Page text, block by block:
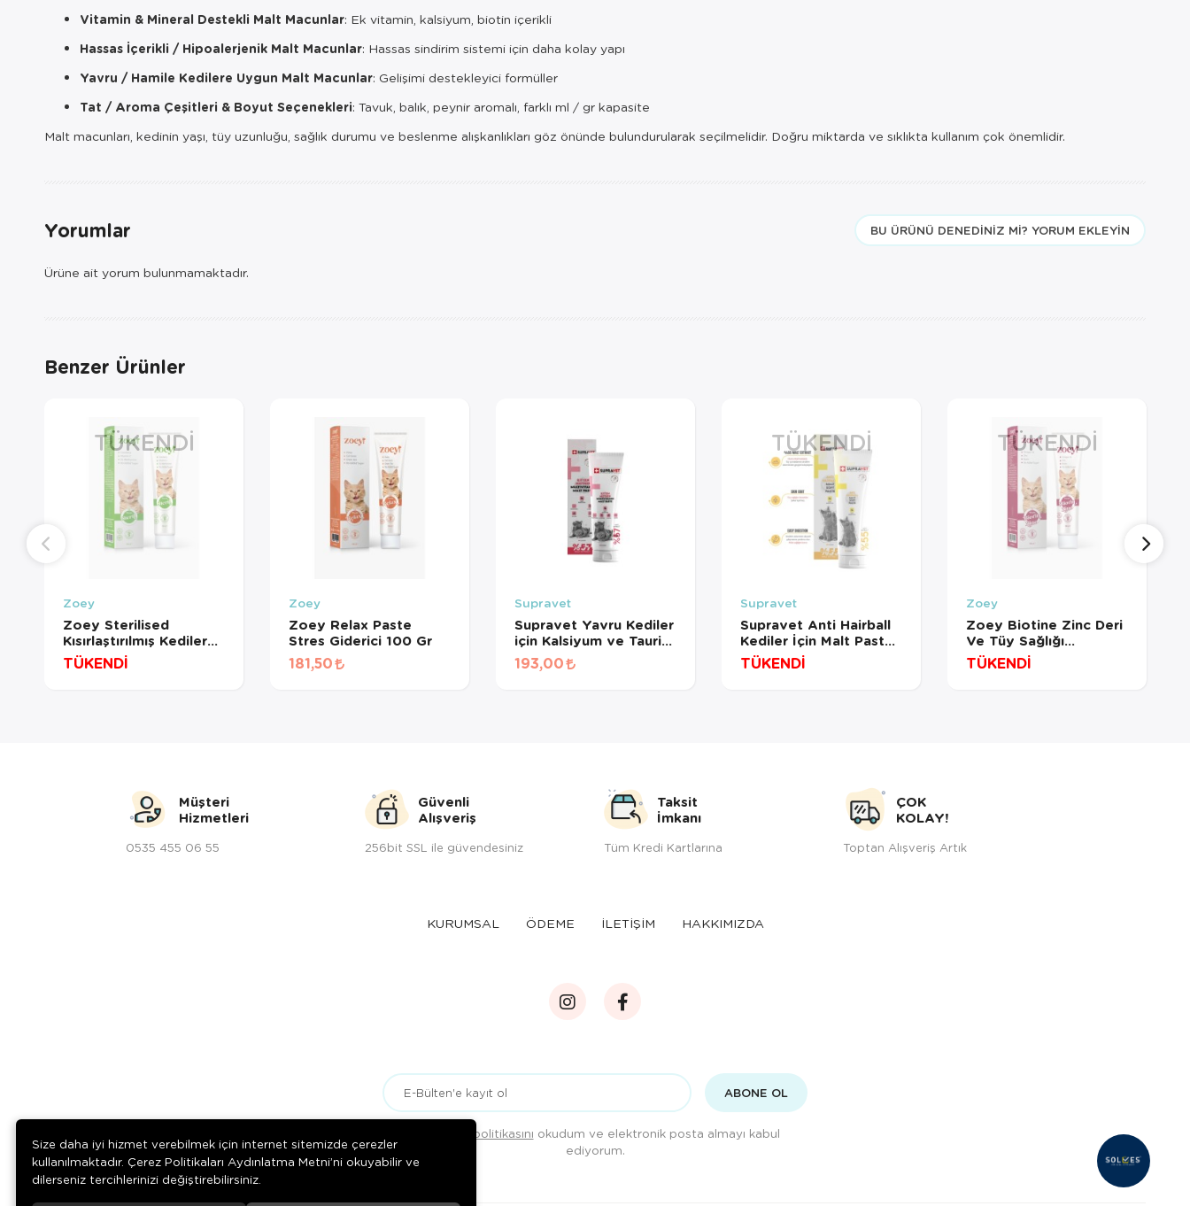
Vitamin & Mineral Destekli Malt Macunlar: Ek vitamin, kalsiyum, biotin içerikli
Hassas İçerikli / Hipoalerjenik Malt Macunlar: Hassas sindirim sistemi için daha kolay yapı
Yavru / Hamile Kedilere Uygun Malt Macunlar: Gelişimi destekleyici formüller
Tat / Aroma Çeşitleri & Boyut Seçenekleri: Tavuk, balık, peynir aromalı, farklı ml / gr kapasite
Malt macunları, kedinin yaşı, tüy uzunluğu, sağlık durumu ve beslenme alışkanlıkları göz önünde bulundurularak seçilmelidir. Doğru miktarda ve sıklıkta kullanım çok önemlidir.
Yorumlar BU ÜRÜNÜ DENEDINIZ MI? YORUM EKLEYIN
Ürüne ait yorum bulunmamaktadır.
Benzer Ürünler
TÜKENDI
Zoey
Zoey Sterilised
Kısırlaştırılmış Kediler
İçin Paste 100 Gr
TÜKENDİ
Zoey
Zoey Relax Paste
Stres Giderici 100 Gr
181,50
Supravet
Supravet Yavru Kediler
için Kalsiyum ve Taurinli
Multi Vitamin Kedi Malt
Paste 30 Gr
193,00
TÜKENDI
Supravet
Supravet Anti Hairball
Kediler İçin Malt Paste
100 Gr
TÜKENDİ
TÜKENDI
Zoey
Zoey Biotine Zinc Deri
Ve Tüy Sağlığı
Gelişimini Destekleyici
Paste 100 Gr
TÜKENDİ
Müşteri
Hizmetleri
0535 455 06 55
Güvenli
Alışveriş
256bit SSL ile güvendesiniz
Taksit
İmkanı
Tüm Kredi Kartlarına
ÇOK
KOLAY!
Toptan Alışveriş Artık
KURUMSAL ÖDEME İLETİŞİM HAKKIMIZDA
ABONE OL
Gizlilik politikasını okudum ve elektronik posta almayı kabul
ediyorum.
Size daha iyi hizmet verebilmek için internet sitemizde çerezler
kullanılmaktadır. Çerez Politikaları Aydınlatma Metni’ni okuyabilir ve
dilerseniz tercihlerinizi değiştirebilirsiniz.